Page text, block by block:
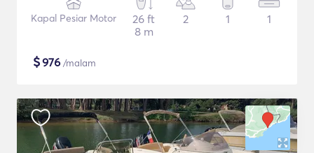
Kapal Pesiar Motor
26 ft
8 m
2 1 1
$976 /malam